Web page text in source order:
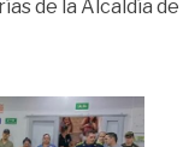
de la Alcaldía de